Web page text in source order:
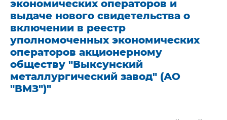
экономических операторов и
выдаче нового свидетельства о
включении в реестр
уполномоченных экономических
операторов акционерному
обществу "Выксунский
металлургический завод" (АО
"ВМЗ")"